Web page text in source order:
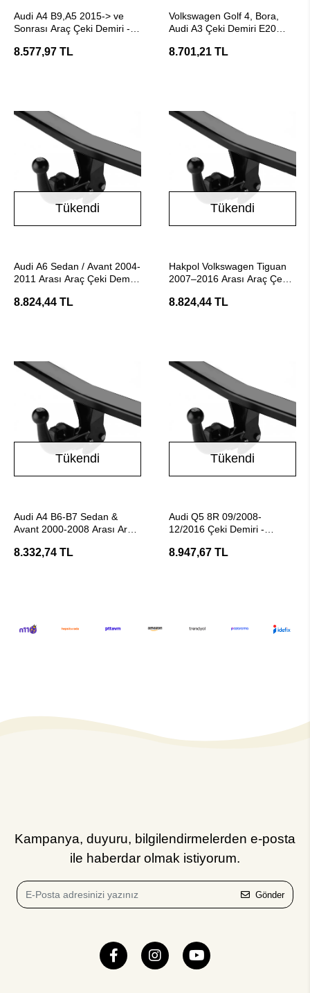
Audi A4 B9,A5 2015-> ve
Sonrası Araç Çeki Demiri -
8.577,97 TL
Volkswagen Golf 4, Bora,
Audi A3 Çeki Demiri E20
8.701,21 TL
Tükendi
Audi A6 Sedan / Avant 2004-
2011 Arası Araç Çeki Demiri
8.824,44 TL
Tükendi
Hakpol Volkswagen Tiguan
2007–2016 Arası Araç Çeki
8.824,44 TL
Tükendi
Audi A4 B6-B7 Sedan &
Avant 2000-2008 Arası Araç
Hakpol
8.332,74 TL
Tükendi
Audi Q5 8R 09/2008-
12/2016 Çeki Demiri -
8.947,67 TL
Kampanya, duyuru, bilgilendirmelerden e-posta
ile haberdar olmak istiyorum.
Gönder